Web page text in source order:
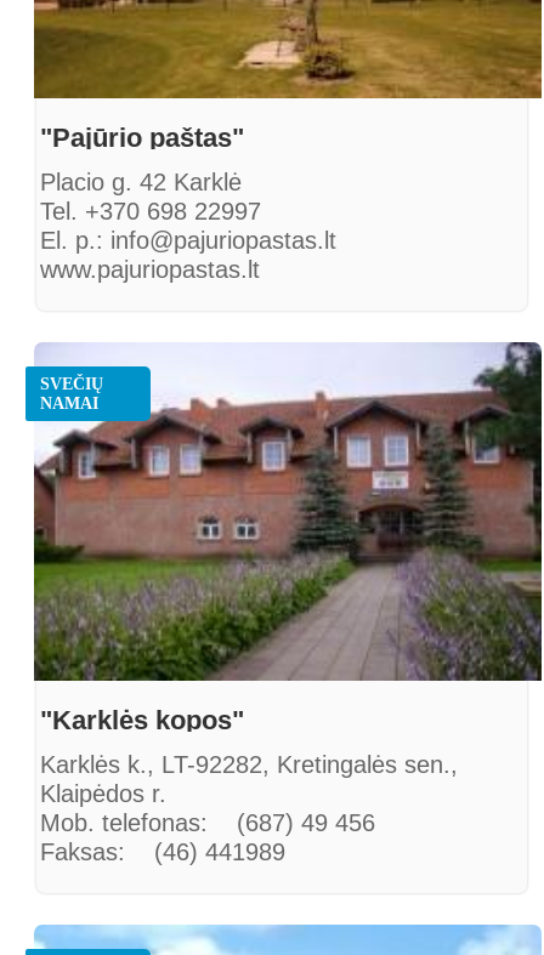
"Pajūrio paštas"
Placio g. 42 Karklė
Tel. +370 698 22997
El. p.: info@pajuriopastas.lt
www.pajuriopastas.lt
SVEČIŲ
NAMAI
"Karklės kopos"
Karklės k., LT-92282, Kretingalės sen.,
Klaipėdos r.
Mob. telefonas: (687) 49 456
Faksas: (46) 441989